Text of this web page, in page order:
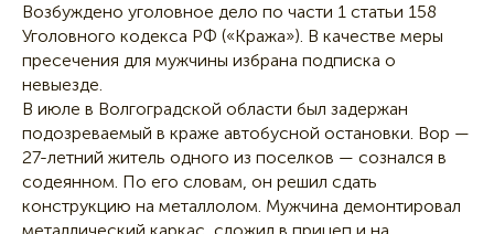
Возбуждено уголовное дело по части 1 статьи 158
Уголовного кодекса РФ («Кража»). В качестве меры
пресечения для мужчины избрана подписка о
невыезде.
В июле в Волгоградской области был задержан
подозреваемый в краже автобусной остановки. Вор —
27-летний житель одного из поселков — сознался в
содеянном. По его словам, он решил сдать
конструкцию на металлолом. Мужчина демонтировал